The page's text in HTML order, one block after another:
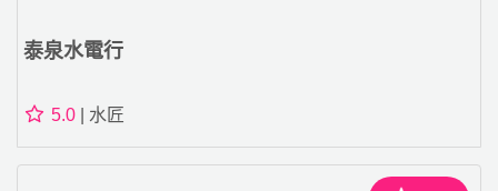
泰泉水電行
5.0 | 水匠